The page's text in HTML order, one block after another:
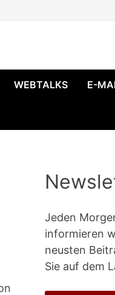
WEBTALKS E-
Jeden
informieren
neusten
Sie auf dem